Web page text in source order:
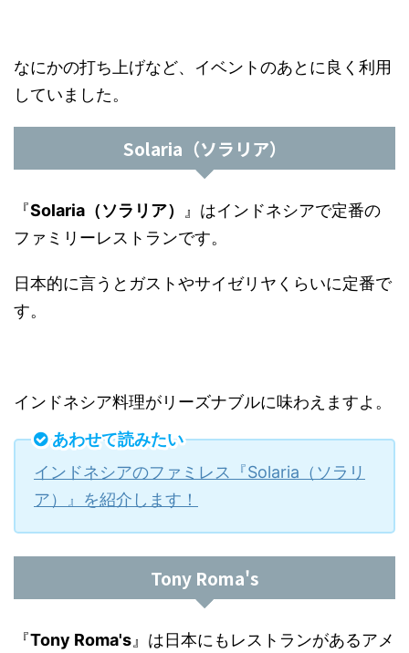
なにかの打ち上げなど、イベントのあとに良く利用
していました。
Solaria（ソラリア）
『Solaria（ソラリア）
』はインドネシアで定番の
ファミリーレストランです。
日本的に言うとガストやサイゼリヤくらいに定番で
す。
インドネシア料理がリーズナブルに味わえますよ。
あわせて読みたい
インドネシアのファミレス『Solaria（ソラリ
ア）』を紹介します！
Tony Roma's
『Tony Roma's 』は日本にもレストランがあるアメ